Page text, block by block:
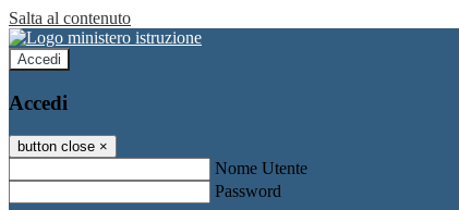
Salta al contenuto
Accedi
Accedi
button close ×
Nome Utente
Password